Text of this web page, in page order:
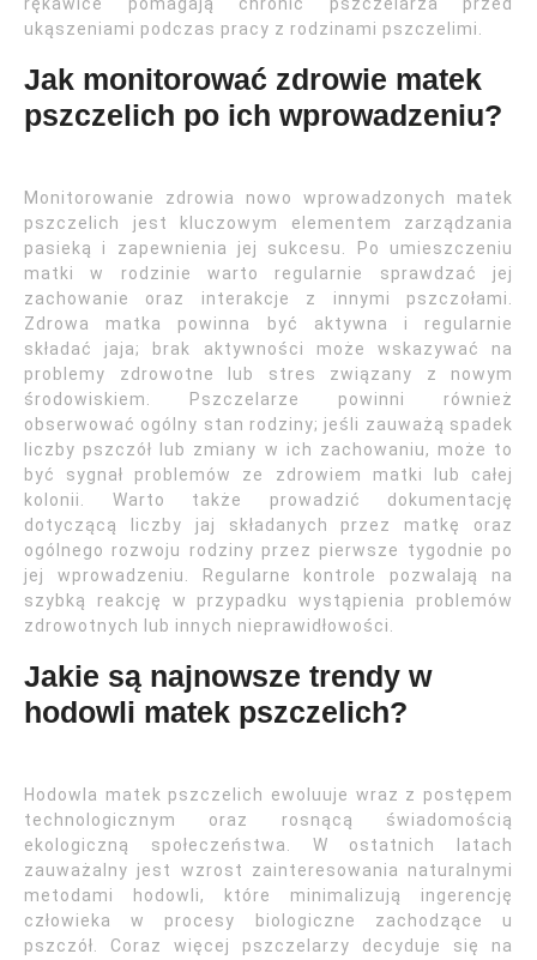
ukąszeniami podczas pracy z rodzinami pszczelimi.
Jak monitorować zdrowie matek
pszczelich po ich wprowadzeniu?
Monitorowanie zdrowia nowo wprowadzonych matek
pszczelich jest kluczowym elementem zarządzania
pasieką i zapewnienia jej sukcesu. Po umieszczeniu
matki w rodzinie warto regularnie sprawdzać jej
zachowanie oraz interakcje z innymi pszczołami.
Zdrowa matka powinna być aktywna i regularnie
składać jaja; brak aktywności może wskazywać na
problemy zdrowotne lub stres związany z nowym
środowiskiem. Pszczelarze powinni również
obserwować ogólny stan rodziny; jeśli zauważą spadek
liczby pszczół lub zmiany w ich zachowaniu, może to
być sygnał problemów ze zdrowiem matki lub całej
kolonii. Warto także prowadzić dokumentację
dotyczącą liczby jaj składanych przez matkę oraz
ogólnego rozwoju rodziny przez pierwsze tygodnie po
jej wprowadzeniu. Regularne kontrole pozwalają na
szybką reakcję w przypadku wystąpienia problemów
zdrowotnych lub innych nieprawidłowości.
Jakie są najnowsze trendy w
hodowli matek pszczelich?
Hodowla matek pszczelich ewoluuje wraz z postępem
technologicznym oraz rosnącą świadomością
ekologiczną społeczeństwa. W ostatnich latach
zauważalny jest wzrost zainteresowania naturalnymi
metodami hodowli, które minimalizują ingerencję
człowieka w procesy biologiczne zachodzące u
pszczół. Coraz więcej pszczelarzy decyduje się na